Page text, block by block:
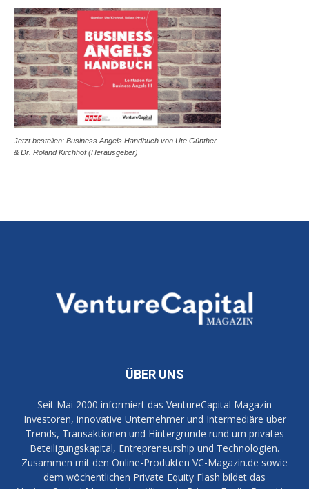
Jetzt bestellen: Business Angels Handbuch von Ute Günther
& Dr. Roland Kirchhof (Herausgeber)
ÜBER UNS
Seit Mai 2000 informiert das VentureCapital Magazin
Investoren, innovative Unternehmer und Intermediäre über
Trends, Transaktionen und Hintergründe rund um privates
Beteiligungskapital, Entrepreneurship und Technologien.
Zusammen mit den Online-Produkten VC-Magazin.de sowie
dem wöchentlichen Private Equity Flash bildet das